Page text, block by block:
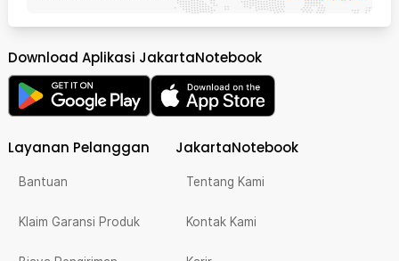
Download Aplikasi JakartaNotebook
Layanan Pelanggan
Bantuan
Klaim Garansi Produk
JakartaNotebook
Tentang Kami
Kontak Kami